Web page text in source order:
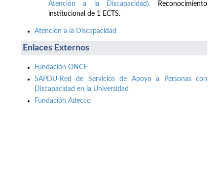
Atención a la Discapacidad).Reconocimiento
institucional de 1 ECTS.
Atención a la Discapacidad
Enlaces Externos
Fundación ONCE
SAPDU-Red de Servicios de Apoyo a Personas con
Discapacidad en la Universidad
Fundación Adecco